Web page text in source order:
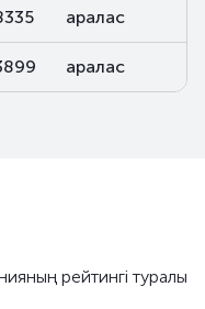
аралас
аралас
рейтингі туралы